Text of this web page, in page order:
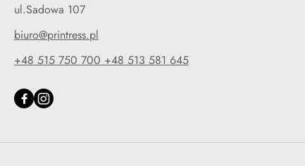
ul.Sadowa 107
biuro@printress.pl
+48 515 750 700 +48 513 581 645